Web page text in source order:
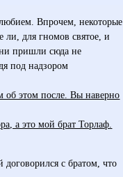
Впрочем, некоторые
для гномов святое, и
пришли сюда не
под надзором
об этом после. Вы наверно
а это мой брат Торлаф.
с братом, что